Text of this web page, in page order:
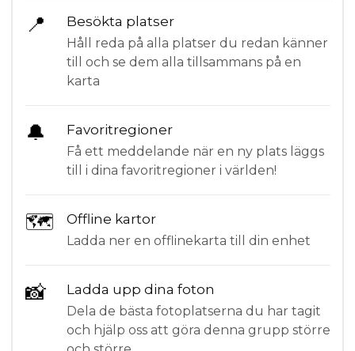
📍 Besökta platser
Håll reda på alla platser du redan känner
till och se dem alla tillsammans på en
karta
🔔 Favoritregioner
Få ett meddelande när en ny plats läggs
till i dina favoritregioner i världen!
🗺 Offline kartor
Ladda ner en offlinekarta till din enhet
📸 Ladda upp dina foton
Dela de bästa fotoplatserna du har tagit
och hjälp oss att göra denna grupp större